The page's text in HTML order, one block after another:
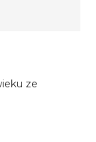
ze